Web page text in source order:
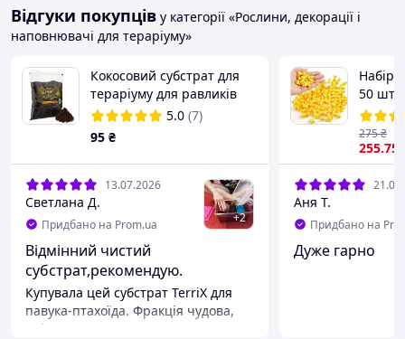
Відгуки покупців у категорії «Рослини, декорації і
наповнювачі для тераріуму»
Кокосовий субстрат для
тераріуму для равликів
Ахатин, рептилій, амфібій,
павуків, змій TerriX кокос
5.0 (7)
95 ₴
13.07.2026
Светлана Д.
Придбано на Prom.ua +2
Відмінний чистий
субстрат,рекомендую.
Купувала цей субстрат TerriX для
павука-птахоїда. Фракція чудова,
сміття чи стороннього запаху
Набір
50 шт,
для
255.75
275₴
Аня Т.
Придбано на
Дуже гарно